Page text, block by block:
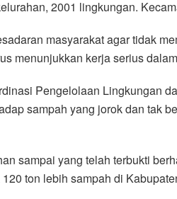
2001 lingkungan.
masyarakat agar tidak
menunjukkan kerja serius
Pengelolaan Lingkungan
sampah yang jorok dan tak
sampai yang telah terbukti
ton lebih sampah di